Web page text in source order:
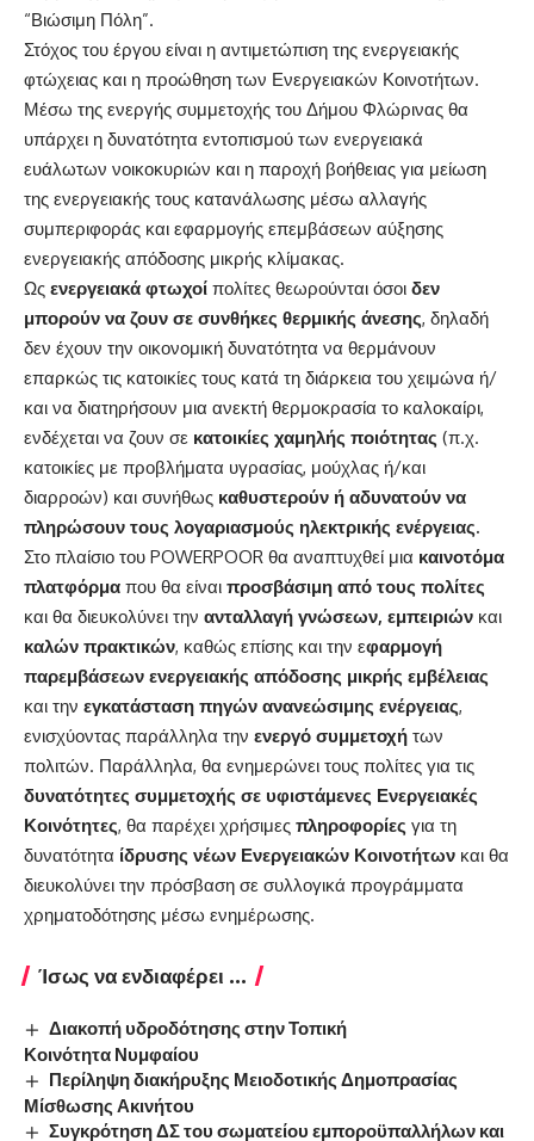
“Βιώσιμη Πόλη”.
Στόχος του έργου είναι η αντιμετώπιση της ενεργειακής
φτώχειας και η προώθηση των Ενεργειακών Κοινοτήτων.
Μέσω της ενεργής συμμετοχής του Δήμου Φλώρινας θα
υπάρχει η δυνατότητα εντοπισμού των ενεργειακά
ευάλωτων νοικοκυριών και η παροχή βοήθειας για μείωση
της ενεργειακής τους κατανάλωσης μέσω αλλαγής
συμπεριφοράς και εφαρμογής επεμβάσεων αύξησης
ενεργειακής απόδοσης μικρής κλίμακας.
Ως ενεργειακά φτωχοί πολίτες θεωρούνται όσοι δεν
μπορούν να ζουν σε συνθήκες θερμικής άνεσης, δηλαδή
δεν έχουν την οικονομική δυνατότητα να θερμάνουν
επαρκώς τις κατοικίες τους κατά τη διάρκεια του χειμώνα ή/
και να διατηρήσουν μια ανεκτή θερμοκρασία το καλοκαίρι,
ενδέχεται να ζουν σε κατοικίες χαμηλής ποιότητας (π.χ.
κατοικίες με προβλήματα υγρασίας, μούχλας ή/και
διαρροών) και συνήθως καθυστερούν ή αδυνατούν να
πληρώσουν τους λογαριασμούς ηλεκτρικής ενέργειας.
Στο πλαίσιο του POWERPOOR θα αναπτυχθεί μια καινοτόμα
πλατφόρμα που θα είναι προσβάσιμη από τους πολίτες
και θα διευκολύνει την ανταλλαγή γνώσεων, εμπειριών και
καλών πρακτικών, καθώς επίσης και την εφαρμογή
παρεμβάσεων ενεργειακής απόδοσης μικρής εμβέλειας
και την εγκατάσταση πηγών ανανεώσιμης ενέργειας,
ενισχύοντας παράλληλα την ενεργό συμμετοχή των
πολιτών. Παράλληλα, θα ενημερώνει τους πολίτες για τις
δυνατότητες συμμετοχής σε υφιστάμενες Ενεργειακές
Κοινότητες, θα παρέχει χρήσιμες πληροφορίες για τη
δυνατότητα ίδρυσης νέων Ενεργειακών Κοινοτήτων και θα
διευκολύνει την πρόσβαση σε συλλογικά προγράμματα
χρηματοδότησης μέσω ενημέρωσης.
Ίσως να ενδιαφέρει ...
Διακοπή υδροδότησης στην Τοπική
Κοινότητα Νυμφαίου
Περίληψη διακήρυξης Μειοδοτικής Δημοπρασίας
Μίσθωσης Ακινήτου
Συγκρότηση ΔΣ του σωματείου εμποροϋπαλλήλων και